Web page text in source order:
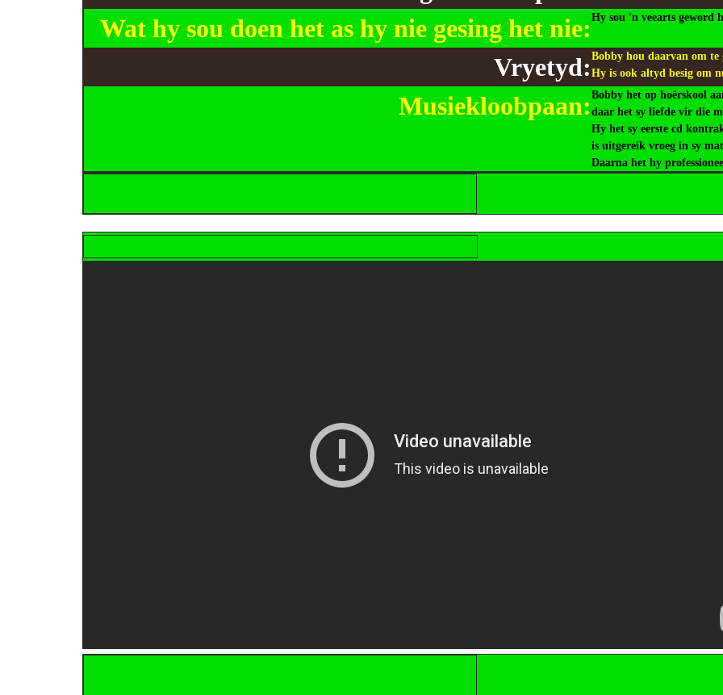
Wat hy sou doen het as hy nie gesing het nie: Hy sou 'n veearts geword
Vryetyd: Bobby hou daarvan om
Hy is ook altyd besig om
Musiekloobpaan: Bobby het op hoërskool
daar het sy liefde vir die
Hy het sy eerste cd
is uitgereik vroeg in sy
Daarna het hy